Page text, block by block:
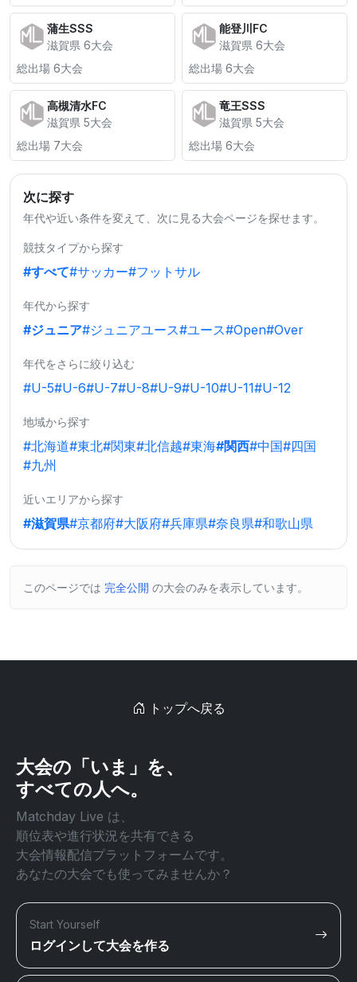
蒲生SSS
滋賀県 6大会
総出場 6大会
能登川FC
滋賀県 6大会
総出場 6大会
高槻清水FC
滋賀県 5大会
総出場 7大会
竜王SSS
滋賀県 5大会
総出場 6大会
次に探す
年代や近い条件を変えて、次に見る大会ページを探せます。
競技タイプから探す
#すべて#サッカー#フットサル
年代から探す
#ジュニア#ジュニアユース#ユース#Open#Over
年代をさらに絞り込む
#U-5#U-6#U-7#U-8#U-9#U-10#U-11#U-12
地域から探す
#北海道#東北#関東#北信越#東海#関西#中国#四国
#九州
近いエリアから探す
#滋賀県#京都府#大阪府#兵庫県#奈良県#和歌山県
このページでは 完全公開 の大会のみを表示しています。
トップへ戻る
大会の「いま」を、
すべての人へ。
Matchday Live は、
順位表や進行状況を共有できる
大会情報配信プラットフォームです。
あなたの大会でも使ってみませんか？
Start Yourself
ログインして大会を作る